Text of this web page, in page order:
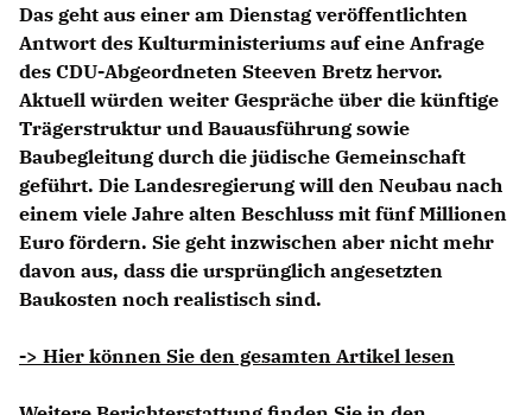
Das geht aus einer am Dienstag veröffentlichten
Antwort des Kulturministeriums auf eine Anfrage
des CDU-Abgeordneten Steeven Bretz hervor.
Aktuell würden weiter Gespräche über die künftige
Trägerstruktur und Bauausführung sowie
Baubegleitung durch die jüdische Gemeinschaft
geführt. Die Landesregierung will den Neubau nach
einem viele Jahre alten Beschluss mit fünf Millionen
Euro fördern. Sie geht inzwischen aber nicht mehr
davon aus, dass die ursprünglich angesetzten
Baukosten noch realistisch sind.
-> Hier können Sie den gesamten Artikel lesen